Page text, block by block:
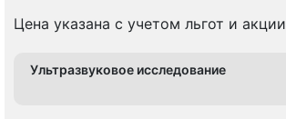
Цена указана с учетом льгот и акции
Ультразвуковое исследование